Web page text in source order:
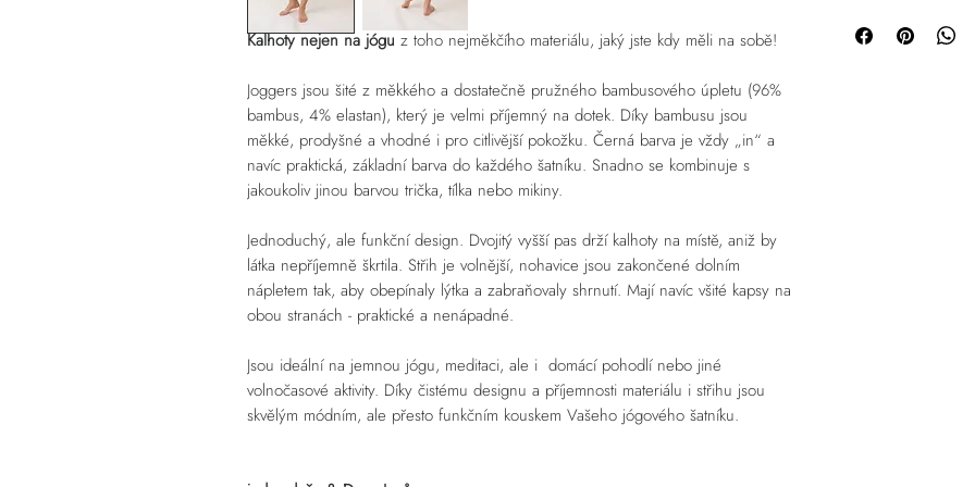
Kalhoty nejen na jógu z toho nejměkčího materiálu, jaký jste kdy měli na sobě!
Joggers jsou šité z měkkého a dostatečně pružného bambusového úpletu (96%
bambus, 4% elastan), který je velmi příjemný na dotek. Díky bambusu jsou
měkké, prodyšné a vhodné i pro citlivější pokožku. Černá barva je vždy „in“ a
navíc praktická, základní barva do každého šatníku. Snadno se kombinuje s
jakoukoliv jinou barvou trička, tílka nebo mikiny.
Jednoduchý, ale funkční design. Dvojitý vyšší pas drží kalhoty na místě, aniž by
látka nepříjemně škrtila. Střih je volnější, nohavice jsou zakončené dolním
nápletem tak, aby obepínaly lýtka a zabraňovaly shrnutí. Mají navíc všité kapsy na
obou stranách - praktické a nenápadné.
Jsou ideální na jemnou jógu, meditaci, ale i domácí pohodlí nebo jiné
volnočasové aktivity. Díky čistému designu a příjemnosti materiálu i střihu jsou
skvělým módním, ale přesto funkčním kouskem Vašeho jógového šatníku.
ušijeme a bude
obvykle jej odesíláme